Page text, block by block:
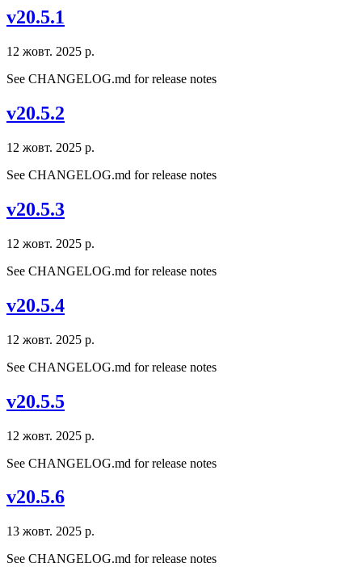
v20.5.1
12 жовт. 2025 р.
See CHANGELOG.md for release notes
v20.5.2
12 жовт. 2025 р.
See CHANGELOG.md for release notes
v20.5.3
12 жовт. 2025 р.
See CHANGELOG.md for release notes
v20.5.4
12 жовт. 2025 р.
See CHANGELOG.md for release notes
v20.5.5
12 жовт. 2025 р.
See CHANGELOG.md for release notes
v20.5.6
13 жовт. 2025 р.
See CHANGELOG.md for release notes